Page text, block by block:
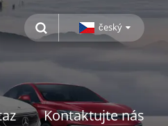
český
Kontaktujte nás